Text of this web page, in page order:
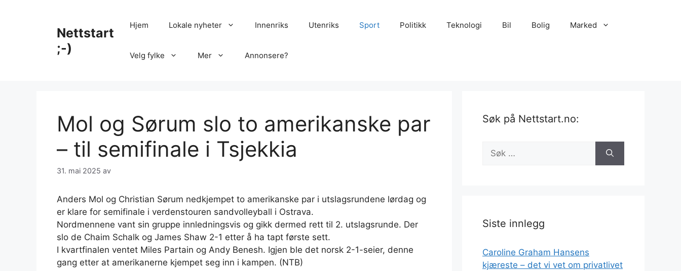
Nettstart
;-)
Hjem Lokale nyheter Innenriks Utenriks Sport Politikk Teknologi Bil Bolig Marked
Velg fylke Mer Annonsere?
Mol og Sørum slo to amerikanske par
– til semifinale i Tsjekkia
31. mai 2025 av
Anders Mol og Christian Sørum nedkjempet to amerikanske par i utslagsrundene lørdag og
er klare for semifinale i verdenstouren sandvolleyball i Ostrava.
Nordmennene vant sin gruppe innledningsvis og gikk dermed rett til 2. utslagsrunde. Der
slo de Chaim Schalk og James Shaw 2-1 etter å ha tapt første sett.
I kvartfinalen ventet Miles Partain og Andy Benesh. Igjen ble det norsk 2-1-seier, denne
gang etter at amerikanerne kjempet seg inn i kampen. (NTB)
Søk på Nettstart.no:
Søk
etter:
Siste innlegg
Caroline Graham Hansens
kjæreste – det vi vet om privatlivet